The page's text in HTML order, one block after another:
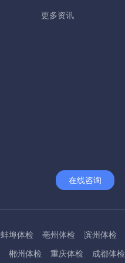
更多资讯
在线咨询
蚌埠体检 亳州体检 滨州体检
郴州体检 重庆体检 成都体检